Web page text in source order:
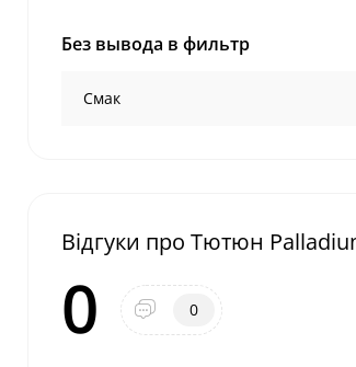
Без вывода в фильтр
Смак
Відгуки про Тютюн
0 0